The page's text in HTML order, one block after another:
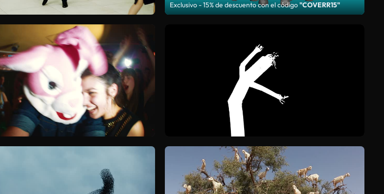
Exclusivo - 15% de descuento con el código"COVERR15"